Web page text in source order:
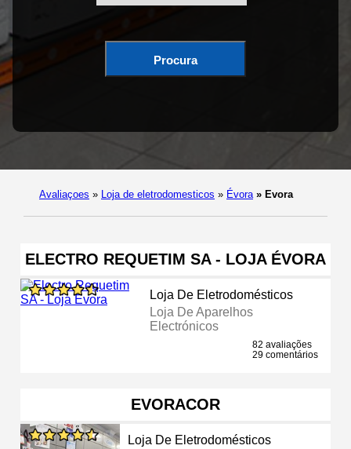
Procura
Avaliaçoes » Loja de eletrodomesticos » Évora » Evora
ELECTRO REQUETIM SA - LOJA ÉVORA
Loja De Eletrodomésticos
Loja De Aparelhos
Electrónicos
82 avaliações
29 comentários
EVORACOR
Loja De Eletrodomésticos